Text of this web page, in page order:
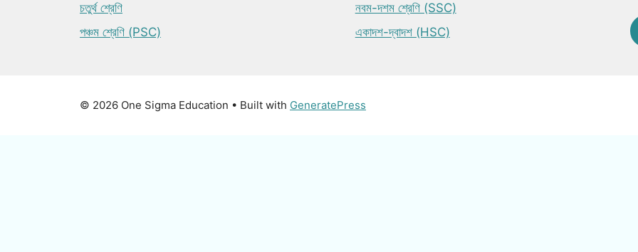
চতুর্থ শ্রেণি
পঞ্চম শ্রেণি (PSC)
নবম-দশম শ্রেণি (SSC)
একাদশ-দ্বাদশ (HSC)
© 2026 One Sigma Education • Built with GeneratePress